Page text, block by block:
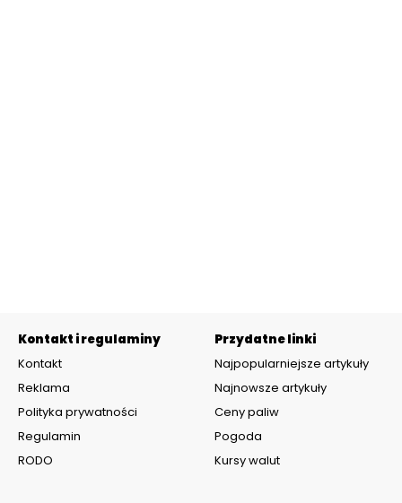
Kontakt i regulaminy
Kontakt
Reklama
Polityka prywatności
Regulamin
RODO
Przydatne linki
Najpopularniejsze artykuły
Najnowsze artykuły
Ceny paliw
Pogoda
Kursy walut